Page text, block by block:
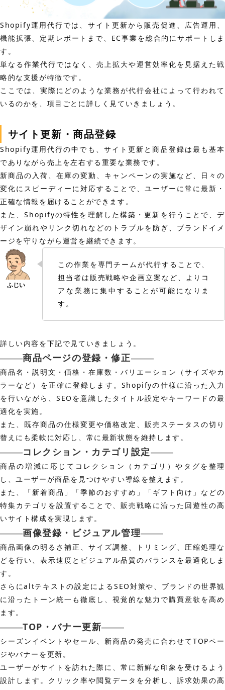
Shopify運用代行では、サイト更新から販売促進、広告運用、
機能拡張、定期レポートまで、EC事業を総合的にサポートしま
す。
単なる作業代行ではなく、売上拡大や運営効率化を見据えた戦
略的な支援が特徴です。
ここでは、実際にどのような業務が代行会社によって行われて
いるのかを、項目ごとに詳しく見ていきましょう。
サイト更新・商品登録
Shopify運用代行の中でも、サイト更新と商品登録は最も基本
でありながら売上を左右する重要な業務です。
新商品の入荷、在庫の変動、キャンペーンの実施など、日々の
変化にスピーディーに対応することで、ユーザーに常に最新・
正確な情報を届けることができます。
また、Shopifyの特性を理解した構築・更新を行うことで、デ
ザイン崩れやリンク切れなどのトラブルを防ぎ、ブランドイメ
ージを守りながら運営を継続できます。
この作業を専門チームが代行することで、
担当者は販売戦略や企画立案など、よりコ
アな業務に集中することが可能になりま
す。
詳しい内容を下記で見ていきましょう。
商品ページの登録・修正
商品名・説明文・価格・在庫数・バリエーション（サイズやカ
ラーなど）を正確に登録します。Shopifyの仕様に沿った入力
を行いながら、SEOを意識したタイトル設定やキーワードの最
適化を実施。
また、既存商品の仕様変更や価格改定、販売ステータスの切り
替えにも柔軟に対応し、常に最新状態を維持します。
コレクション・カテゴリ設定
商品の増減に応じてコレクション（カテゴリ）やタグを整理
し、ユーザーが商品を見つけやすい導線を整えます。
また、「新着商品」「季節のおすすめ」「ギフト向け」などの
特集カテゴリを設置することで、販売戦略に沿った回遊性の高
いサイト構成を実現します。
画像登録・ビジュアル管理
商品画像の明るさ補正、サイズ調整、トリミング、圧縮処理な
どを行い、表示速度とビジュアル品質のバランスを最適化しま
す。
さらにaltテキストの設定によるSEO対策や、ブランドの世界観
に沿ったトーン統一も徹底し、視覚的な魅力で購買意欲を高め
ます。
TOP・バナー更新
シーズンイベントやセール、新商品の発売に合わせてTOPペー
ジやバナーを更新。
ユーザーがサイトを訪れた際に、常に新鮮な印象を受けるよう
設計します。クリック率や閲覧データを分析し、訴求効果の高